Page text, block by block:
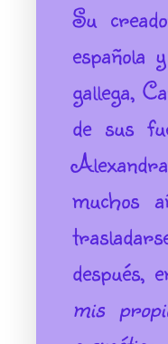
Su
española
gallega,
de sus
muchos
después,
mis